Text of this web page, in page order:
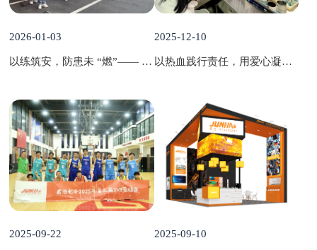
2026-01-03
以练筑安，防患未 “燃”—— 君浩电子年度消防演习
2025-12-10
以热血践行责任，用爱心凝聚温度
2025-09-22 2025-09-10